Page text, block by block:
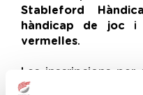
Stableford
hàndicap de joc i
vermelles.
Les inscripcions
Daurada romandran